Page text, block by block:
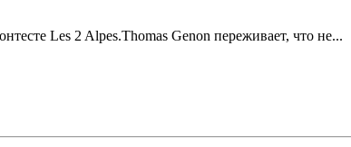
Les 2 Alpes.Thomas Genon переживает, что не...